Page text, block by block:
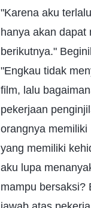
"Karena aku
hanya akan dapat
berikutnya."
"Engkau tidak
film, lalu
pekerjaan
orangnya
yang memiliki
aku lupa
mampu bersaksi?